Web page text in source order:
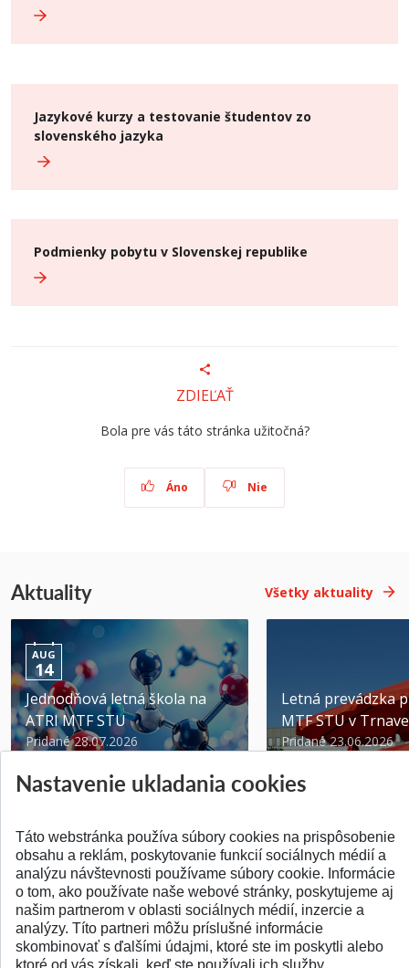
Jazykové kurzy a testovanie študentov zo
slovenského jazyka
Podmienky pobytu v Slovenskej republike
ZDIEĽAŤ
Bola pre vás táto stránka užitočná?
Áno Nie
Aktuality Všetky aktuality
AUG
14
Jednodňová letná škola na
ATRI MTF STU
Pridané 28.07.2026
Letná prevádzka
MTF STU v Trnave
Pridané 23.06.2026
SPÄŤ NA VRCH
Nastavenie ukladania cookies
Táto webstránka používa súbory cookies na prispôsobenie
obsahu a reklám, poskytovanie funkcií sociálnych médií a
analýzu návštevnosti používame súbory cookie. Informácie
o tom, ako používate naše webové stránky, poskytujeme aj
našim partnerom v oblasti sociálnych médií, inzercie a
analýzy. Títo partneri môžu príslušné informácie
skombinovať s ďalšími údajmi, ktoré ste im poskytli alebo
ktoré od vás získali, keď ste používali ich služby.